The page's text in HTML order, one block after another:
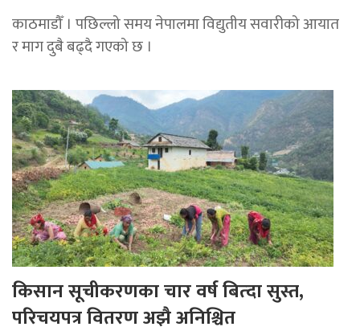
काठमाडौँ । पछिल्लो समय नेपालमा विद्युतीय सवारीको आयात
र माग दुबै बढ्दै गएको छ ।
किसान सूचीकरणका चार वर्ष बित्दा सुस्त,
परिचयपत्र वितरण अझै अनिश्चित